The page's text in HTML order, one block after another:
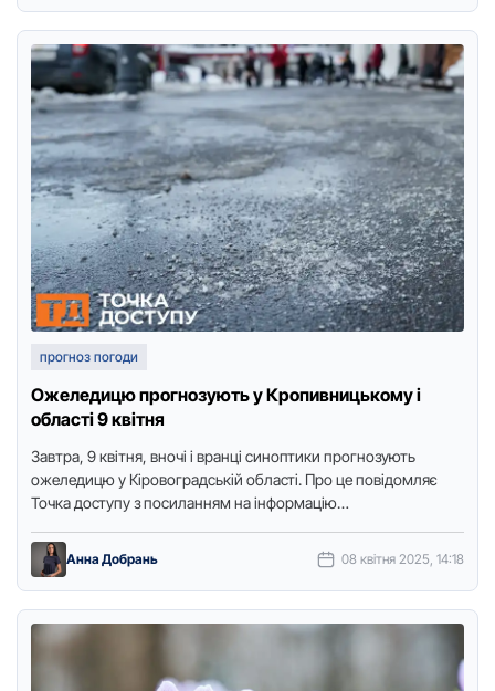
прогноз погоди
Ожеледицю прогнозують у Кропивницькому і
області 9 квітня
Завтра, 9 квітня, вночі і вранці синоптики прогнозують
ожеледицю у Кіровоградській області. Про це повідомляє
Точка доступу з посиланням на інформацію
Анна Добрань 08 квітня 2025, 14:18